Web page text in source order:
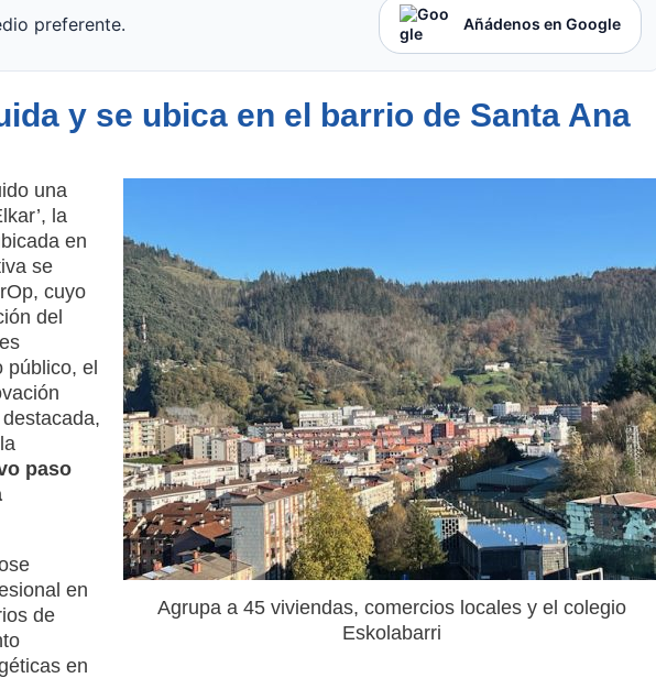
preferente. Añádenos en Google
y se ubica en el barrio de Santa Ana
Agrupa a 45 viviendas, comercios locales y el colegio
Eskolabarri
una
la
en
se
cuyo
del
público, el
paso
en
de
en